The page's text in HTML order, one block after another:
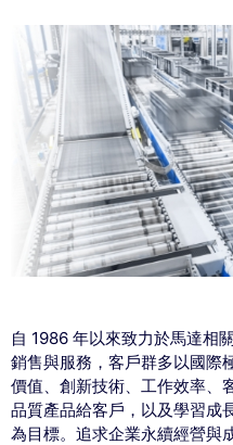
自 1986 年以來致力於馬達相
銷售與服務，客戶群多以國際
價值、創新技術、工作效率、
品質產品給客戶，以及學習成
為目標。追求企業永續經營與